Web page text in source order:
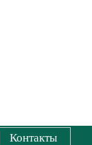
Контакты